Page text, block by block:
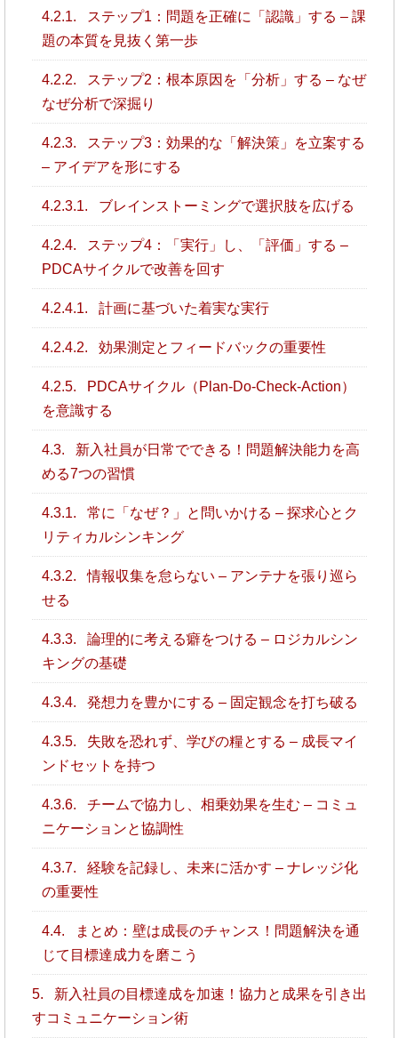
4.2.1.
ステップ1：問題を正確に「認識」する – 課
題の本質を見抜く第一歩
4.2.2.
ステップ2：根本原因を「分析」する – なぜ
なぜ分析で深掘り
4.2.3.
ステップ3：効果的な「解決策」を立案する
– アイデアを形にする
4.2.3.1. ブレインストーミングで選択肢を広げる
4.2.4.
ステップ4：「実行」し、「評価」する –
PDCAサイクルで改善を回す
4.2.4.1. 計画に基づいた着実な実行
4.2.4.2. 効果測定とフィードバックの重要性
4.2.5.
PDCAサイクル（Plan-Do-Check-Action）
を意識する
4.3.
新入社員が日常でできる！問題解決能力を高
める7つの習慣
4.3.1.
常に「なぜ？」と問いかける – 探求心とク
リティカルシンキング
4.3.2.
情報収集を怠らない – アンテナを張り巡ら
せる
4.3.3.
論理的に考える癖をつける – ロジカルシン
キングの基礎
4.3.4. 発想力を豊かにする – 固定観念を打ち破る
4.3.5.
失敗を恐れず、学びの糧とする – 成長マイ
ンドセットを持つ
4.3.6.
チームで協力し、相乗効果を生む – コミュ
ニケーションと協調性
4.3.7.
経験を記録し、未来に活かす – ナレッジ化
の重要性
4.4.
まとめ：壁は成長のチャンス！問題解決を通
じて目標達成力を磨こう
5.
新入社員の目標達成を加速！協力と成果を引き出
すコミュニケーション術